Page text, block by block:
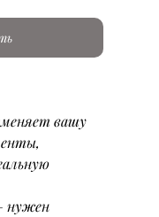
вашу
нужен